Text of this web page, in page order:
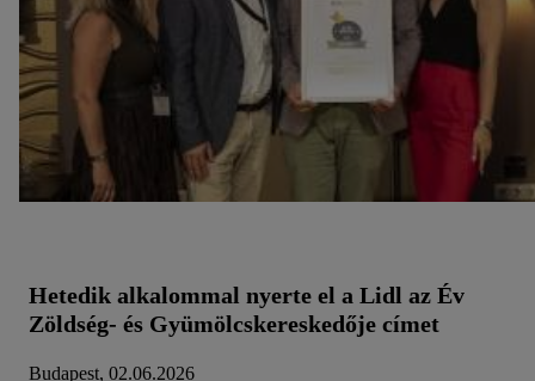
Hetedik alkalommal nyerte el a Lidl az Év
Zöldség- és Gyümölcskereskedője címet
Budapest, 02.06.2026